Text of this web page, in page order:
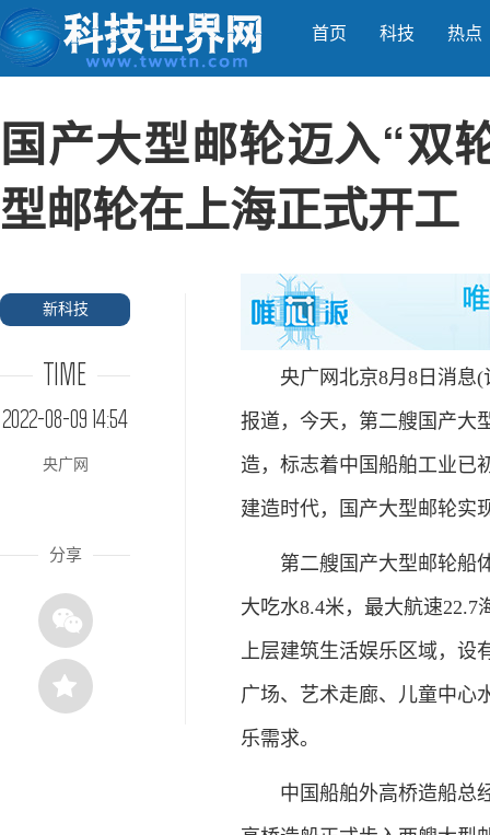
首页 科技 热点
国产大型邮轮迈入“双
型邮轮在上海正式开工
新科技
TIME
2022-08-09 14:54
央广网
分享
央广网北京8月8日消息(
报道，今天，第二艘国产大
造，标志着中国船舶工业已
建造时代，国产大型邮轮实
第二艘国产大型邮轮船体
大吃水8.4米，最大航速22.7
上层建筑生活娱乐区域，设
广场、艺术走廊、儿童中心
乐需求。
中国船舶外高桥造船总经